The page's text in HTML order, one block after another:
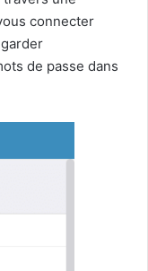
connecter
de passe dans